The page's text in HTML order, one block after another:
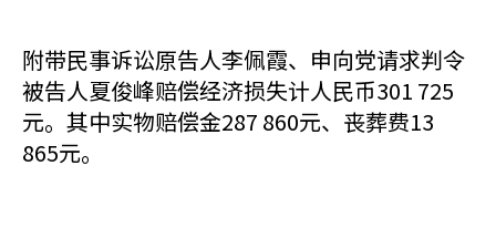
附带民事诉讼原告人李佩霞、申向党请求判令
被告人夏俊峰赔偿经济损失计人民币301 725
元。其中实物赔偿金287 860元、丧葬费13
865元。